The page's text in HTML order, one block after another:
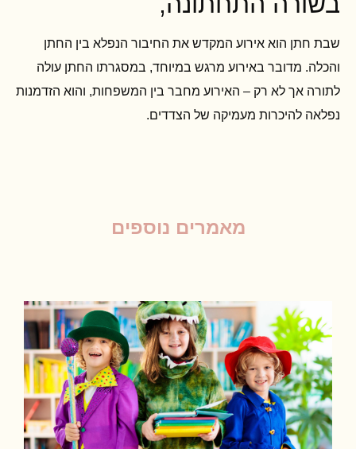
שבת חתן הוא אירוע המקדש את החיבור הנפלא בין החתן
והכלה. מדובר באירוע מרגש במיוחד, במסגרתו החתן עולה
לתורה אך לא רק – האירוע מחבר בין המשפחות, והוא הזדמנות
נפלאה להיכרות מעמיקה של הצדדים.
מאמרים נוספים